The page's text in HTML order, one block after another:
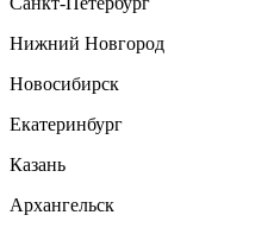
Нижний Новгород
Новосибирск
Екатеринбург
Казань
Архангельск